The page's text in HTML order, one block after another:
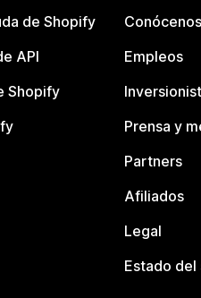
de Shopify
API
Shopify
Conócenos
Empleos
Prensa y
Partners
Afiliados
Legal
Estado